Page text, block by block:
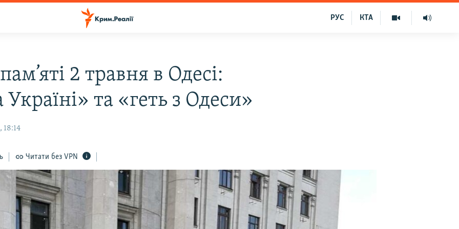
КТА
РУС
2 травня в Одесі:
Україні» та «геть з Одеси»
18:14
Читати без VPN